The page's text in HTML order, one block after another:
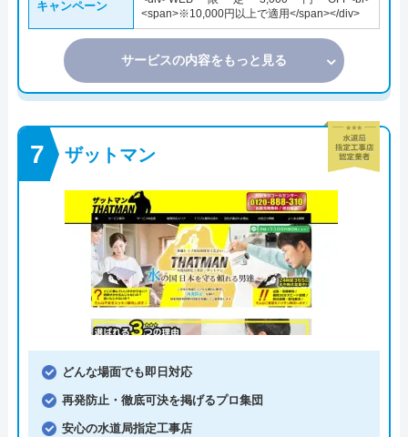
キャンペーン
<span>※10,000円以上で適用</span></div>
サービスの内容をもっと見る
ザットマン
どんな場面でも即日対応
再発防止・徹底可決を掲げるプロ集団
安心の水道局指定工事店